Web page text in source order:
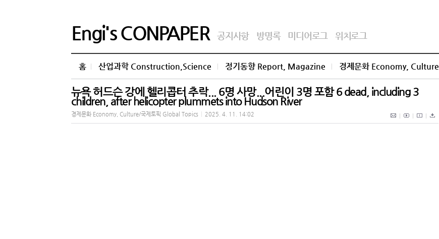
Engi's CONPAPER 공지사항 방명록 미디어로그 위치로그
홈 산업과학 Construction,Science 정기동향 Report, Magazine 경제문화 Economy, Culture
뉴욕 허드슨 강에 헬리콥터 추락... 6명 사망...어린이 3명 포함 6 dead, including 3
children, after helicopter plummets into Hudson River
경제문화 Economy, Culture/국제토픽 Global Topics 2025. 4. 11. 14:02